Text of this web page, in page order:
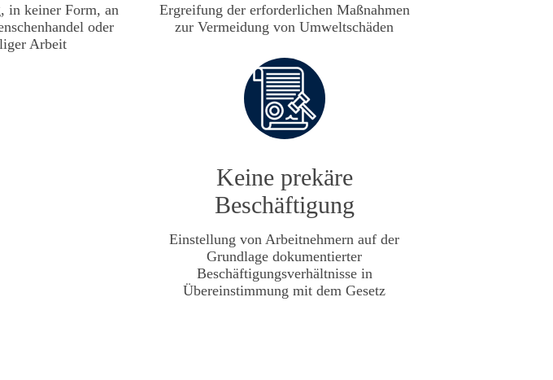
in keiner Form, an
oder
Arbeit
Ergreifung der erforderlichen Maßnahmen
zur Vermeidung von Umweltschäden
Keine prekäre
Beschäftigung
Einstellung von Arbeitnehmern auf der
Grundlage dokumentierter
Beschäftigungsverhältnisse in
Übereinstimmung mit dem Gesetz